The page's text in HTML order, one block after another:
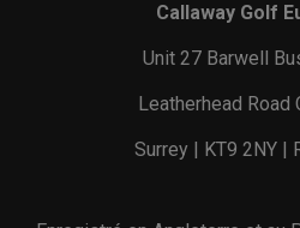
Callaway Golf
Unit 27 Barwell
Leatherhead Road
Surrey | KT9 2NY |